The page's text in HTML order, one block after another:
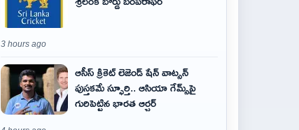
3 hours ago
ఆసీస్ క్రికెట్ లెజెండ్ షేన్ వాట్సన్
పుస్తకమే స్ఫూర్తి.. ఆసియా గేమ్స్‌పై
గురిపెట్టిన భారత ఆర్చర్